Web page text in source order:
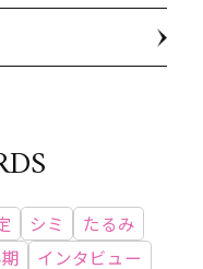
シミ
たるみ
インタビュー